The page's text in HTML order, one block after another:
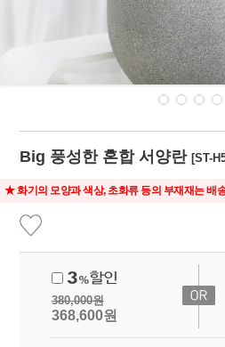
Big 풍성한 혼합 서양란[ST-
★ 화기의 모양과 색상, 초화류 등의 부재재는 배
380,000원
368,600원